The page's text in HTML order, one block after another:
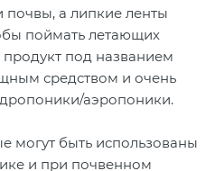
почвы, а липкие ленты
поймать летающих
под названием
средством и очень
аэропоники.
могут быть использованы
и при почвенном